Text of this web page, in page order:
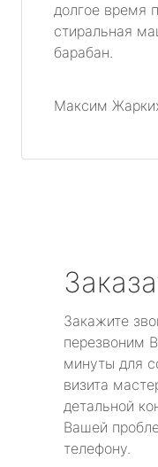
долгое время
стиральная
барабан.
Максим
Закажите
перезвоним
минуты для
визита
детальной
Вашей
телефону.